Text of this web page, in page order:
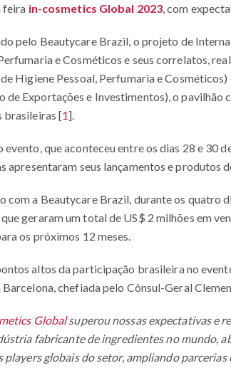
feira in-cosmetics Global 2023, com
pelo Beautycare Brazil, o projeto de
e Cosméticos e seus correlatos,
Higiene Pessoal, Perfumaria e
de Exportações e Investimentos), o
brasileiras [1].
evento, que aconteceu entre os dias 28 e 30
apresentaram seus lançamentos e produtos
com a Beautycare Brazil, durante os quatro
geraram um total de US$ 2 milhões em
os próximos 12 meses.
altos da participação brasileira no
chefiada pelo Cônsul-Geral
Globalsuperou nossas expectativas e
fabricante de ingredientes no mundo,
players globais do setor, ampliando